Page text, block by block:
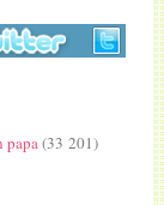
papa (33 201)